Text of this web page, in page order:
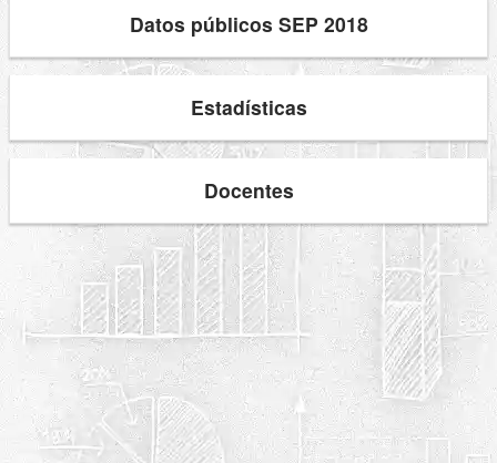
Datos públicos SEP 2018
Estadísticas
Docentes